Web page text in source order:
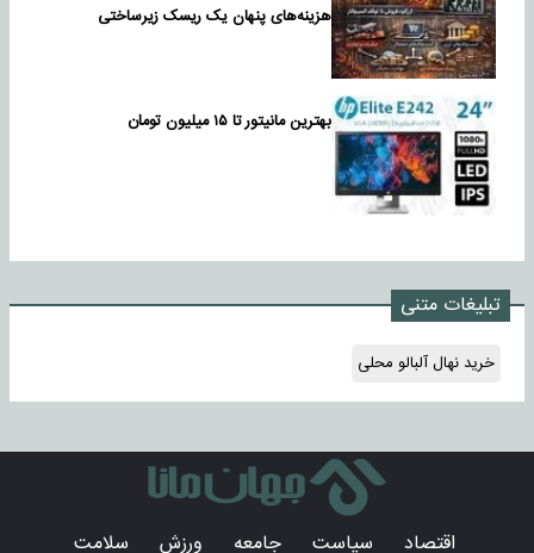
هزینه‌های پنهان یک ریسک زیرساختی
بهترین مانیتور تا ۱۵ میلیون تومان
تبلیغات متنی
خرید نهال آلبالو محلی
اقتصاد سیاست جامعه ورزش سلامت